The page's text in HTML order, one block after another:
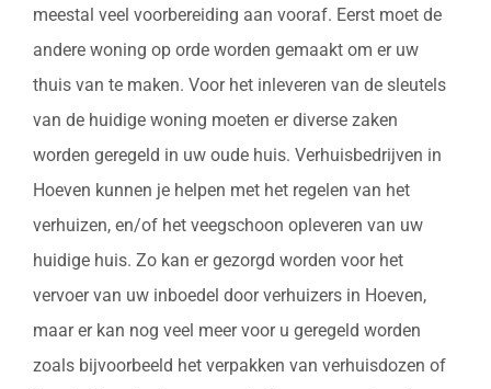
meestal veel voorbereiding aan vooraf. Eerst moet de
andere woning op orde worden gemaakt om er uw
thuis van te maken. Voor het inleveren van de sleutels
van de huidige woning moeten er diverse zaken
worden geregeld in uw oude huis. Verhuisbedrijven in
Hoeven kunnen je helpen met het regelen van het
verhuizen, en/of het veegschoon opleveren van uw
huidige huis. Zo kan er gezorgd worden voor het
vervoer van uw inboedel door verhuizers in Hoeven,
maar er kan nog veel meer voor u geregeld worden
zoals bijvoorbeeld het verpakken van verhuisdozen of